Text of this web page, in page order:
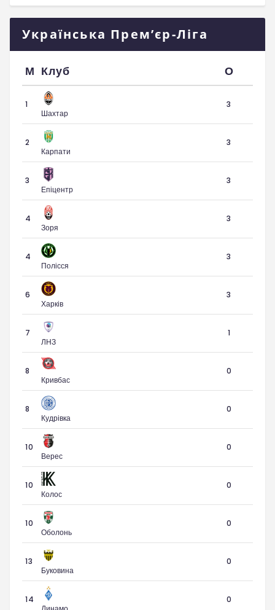
Українська Прем’єр-Ліга
М Клуб О
1
Шахтар
3
2
Карпати
3
3
Епіцентр
3
4
Зоря
3
4
Полісся
3
6
Харків
3
7
ЛНЗ
1
8
Кривбас
0
8
Кудрівка
0
10
Верес
0
10
Колос
0
10
Оболонь
0
13
Буковина
0
14
0